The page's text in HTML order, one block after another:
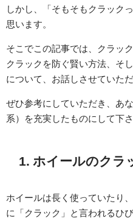
しかし、「そもそもクラック
思います。
そこでこの記事では、クラッ
クラックを防ぐ賢い方法、そ
について、お話しさせていただ
ぜひ参考にしていただき、あ
系）を充実したものにして下さ
1. ホイールのクラ
ホイールは長く使っていたり
に「クラック」と言われるひ